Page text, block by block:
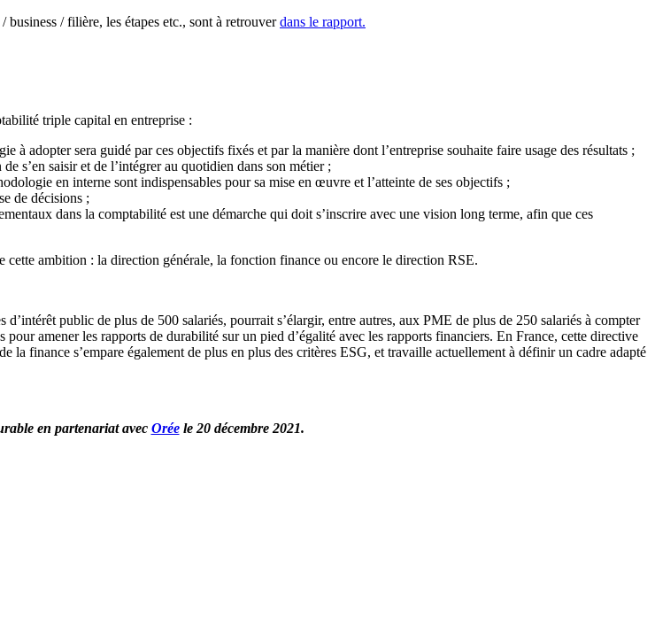
business / filière, les étapes etc., sont à retrouverdans le rapport.
triple capital en entreprise :
à adopter sera guidé par ces objectifs fixés et par la manière dont l’entreprise souhaite faire usage des résultats ;
s’en saisir et de l’intégrer au quotidien dans son métier ;
en interne sont indispensables pour sa mise en œuvre et l’atteinte de ses objectifs ;
de décisions ;
dans la comptabilité est une démarche qui doit s’inscrire avec une vision long terme, afin que ces
ambition : la direction générale, la fonction finance ou encore le direction RSE.
public de plus de 500 salariés, pourrait s’élargir, entre autres, aux PME de plus de 250 salariés à compter
amener les rapports de durabilité sur un pied d’égalité avec les rapports financiers. En France, cette directive
finance s’empare également de plus en plus des critères ESG, et travaille actuellement à définir un cadre adapté
en partenariat avec Orée le 20 décembre 2021.